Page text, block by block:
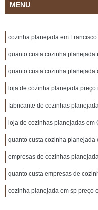
MENU
cozinha planejada em
quanto custa cozinha planejada
quanto custa cozinha planejada
loja de cozinha planejada preço
fabricante de cozinhas
loja de cozinhas planejadas em
quanto custa cozinha planejada
empresas de cozinhas
quanto custa empresas de
cozinha planejada em sp preço